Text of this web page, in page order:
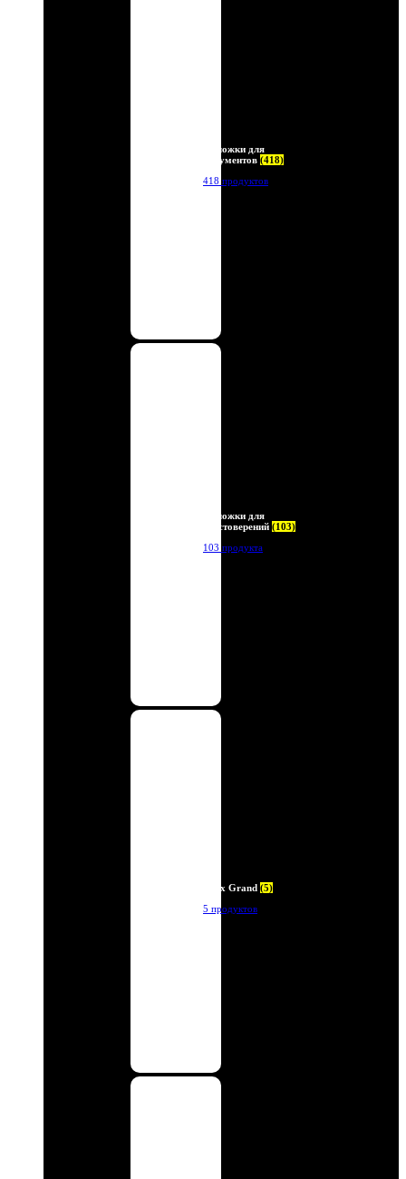
Обложки для
документов (418)
418 продуктов
Обложки для
удостоверений (103)
103 продукта
Deux Grand (5)
5 продуктов